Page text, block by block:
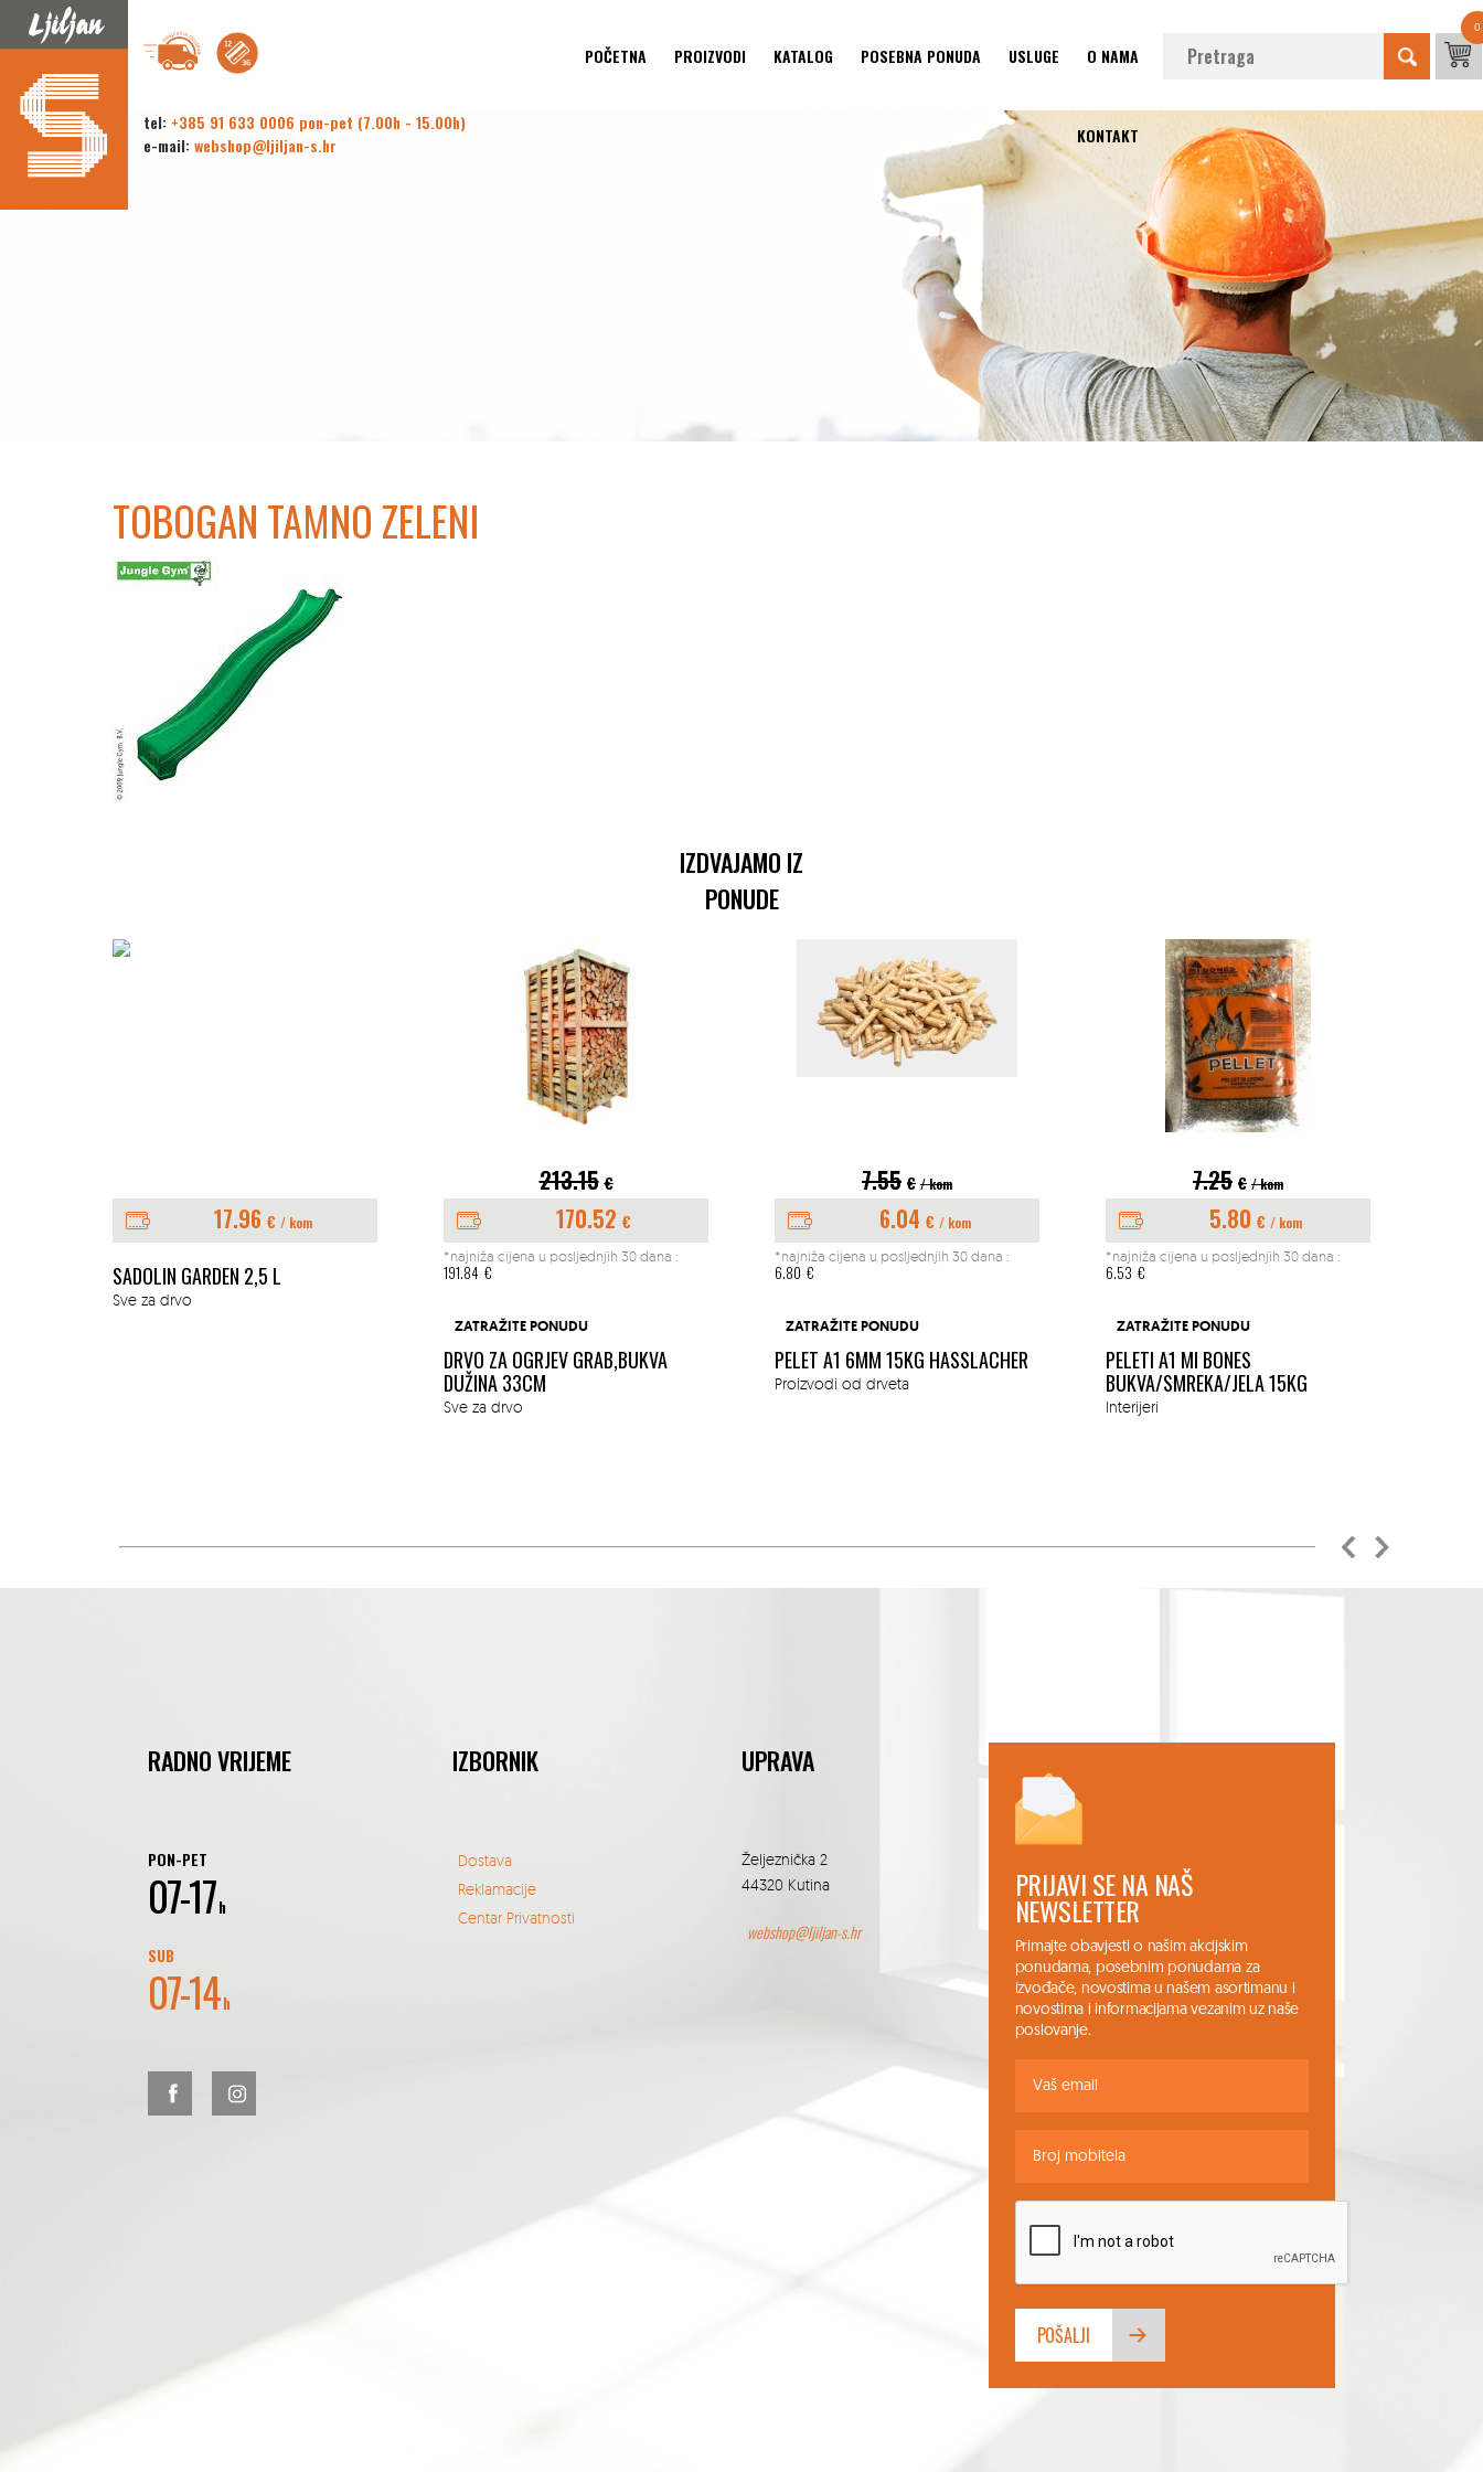
tel: +385 91 633 0006 pon-pet (7.00h - 15.00h)
e-mail: webshop@ljiljan-s.hr
POČETNA PROIZVODI KATALOG POSEBNA PONUDA USLUGE O NAMA
KONTAKT
0
TOBOGAN TAMNO ZELENI
IZDVAJAMO IZ
PONUDE
17.96 € / kom
SADOLIN GARDEN 2,5 L
Sve za drvo
213.15 €
170.52 €
*najniža cijena u posljednjih 30 dana :
191.84 €
ZATRAŽITE PONUDU
DRVO ZA OGRJEV GRAB,BUKVA
DUŽINA 33CM
Sve za drvo
7.55 € / kom
6.04 € / kom
*najniža cijena u posljednjih 30 dana :
6.80 €
ZATRAŽITE PONUDU
PELET A1 6MM 15KG HASSLACHER
Proizvodi od drveta
7.25 € / kom
5.80 € / kom
*najniža cijena u posljednjih 30 dana :
6.53 €
ZATRAŽITE PONUDU
PELETI A1 MI BONES
BUKVA/SMREKA/JELA 15KG
Interijeri
RADNO VRIJEME
PON-PET
07-17h
SUB
07-14h
IZBORNIK
Dostava
Reklamacije
Centar Privatnosti
UPRAVA
Željeznička 2
44320 Kutina
webshop@ljiljan-s.hr
PRIJAVI SE NA NAŠ
NEWSLETTER
Primajte obavjesti o našim akcijskim
ponudama, posebnim ponudama za
izvođače, novostima u našem asortimanu i
novostima i informacijama vezanim uz naše
poslovanje.